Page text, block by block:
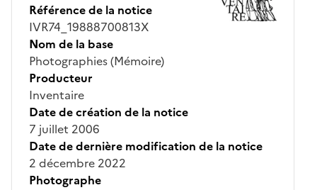
Référence de la notice
IVR74_19888700813X
Nom de la base
Photographies (Mémoire)
Producteur
Inventaire
Date de création de la notice
7 juillet 2006
Date de dernière modification de la notice
2 décembre 2022
Photographe